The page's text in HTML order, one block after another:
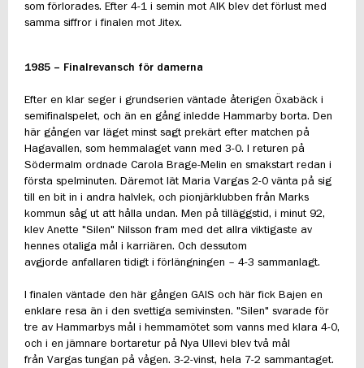
som förlorades. Efter 4-1 i semin mot AIK blev det förlust med
samma siffror i finalen mot Jitex.
1985 – Finalrevansch för damerna
Efter en klar seger i grundserien väntade återigen Öxabäck i
semifinalspelet, och än en gång inledde Hammarby borta. Den
här gången var läget minst sagt prekärt efter matchen på
Hagavallen, som hemmalaget vann med 3-0. I returen på
Södermalm ordnade Carola Brage-Melin en smakstart redan i
första spelminuten. Däremot lät Maria Vargas 2-0 vänta på sig
till en bit in i andra halvlek, och pionjärklubben från Marks
kommun såg ut att hålla undan. Men på tilläggstid, i minut 92,
klev Anette "Silen" Nilsson fram med det allra viktigaste av
hennes otaliga mål i karriären. Och dessutom
avgjorde anfallaren tidigt i förlängningen – 4-3 sammanlagt.
I finalen väntade den här gången GAIS och här fick Bajen en
enklare resa än i den svettiga semivinsten. "Silen" svarade för
tre av Hammarbys mål i hemmamötet som vanns med klara 4-0,
och i en jämnare bortaretur på Nya Ullevi blev två mål
från Vargas tungan på vågen. 3-2-vinst, hela 7-2 sammantaget.